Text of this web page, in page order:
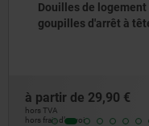
Douilles de
goupilles d'arrêt à
à partir de 29,90 €
hors TVA
hors frais d’envoi